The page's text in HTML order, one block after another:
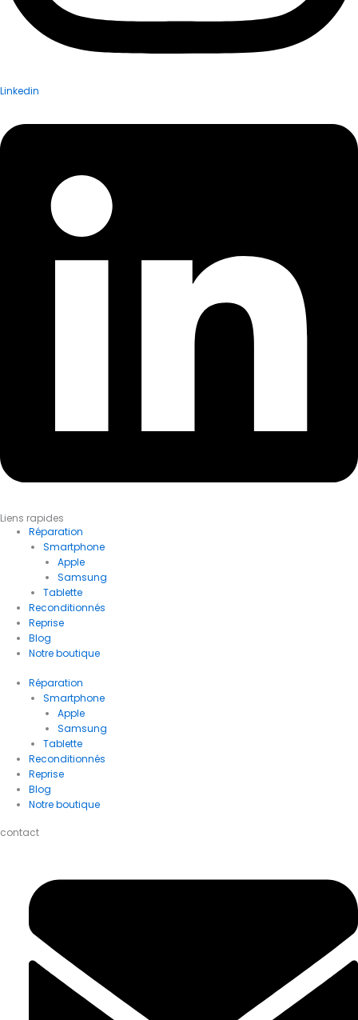
Linkedin
Liens rapides
Réparation
Smartphone
Apple
Samsung
Tablette
Reconditionnés
Reprise
Blog
Notre boutique
Réparation
Smartphone
Apple
Samsung
Tablette
Reconditionnés
Reprise
Blog
Notre boutique
contact